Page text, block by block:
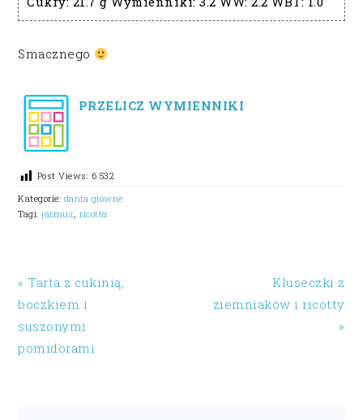
Smacznego
PRZELICZ WYMIENNIKI
Post Views: 6 532
Kategorie: dania główne
Tagi:jarmuż ,ricotta
« Tarta z cukinią,
boczkiem i
suszonymi
pomidorami
Kluseczki z
ziemniaków i ricotty
»